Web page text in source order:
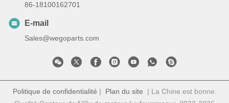
86-18100162701
E-mail
Sales@wegoparts.com
Politique de confidentialité | Plan du site | La Chine est bonne.